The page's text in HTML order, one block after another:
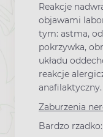
Reakcje
objawami
tym: astma,
pokrzywka,
układu
reakcje
anafilaktyczny.
Zaburzenia
Bardzo